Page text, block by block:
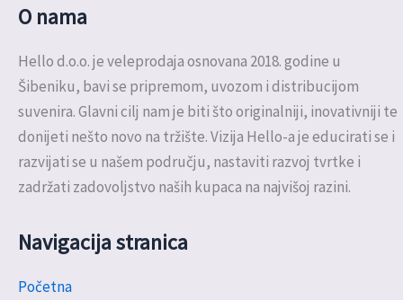
O nama
Hello d.o.o. je veleprodaja osnovana 2018. godine u
Šibeniku, bavi se pripremom, uvozom i distribucijom
suvenira. Glavni cilj nam je biti što originalniji, inovativniji te
donijeti nešto novo na tržište. Vizija Hello-a je educirati se i
razvijati se u našem području, nastaviti razvoj tvrtke i
zadržati zadovoljstvo naših kupaca na najvišoj razini.
Navigacija stranica
Početna